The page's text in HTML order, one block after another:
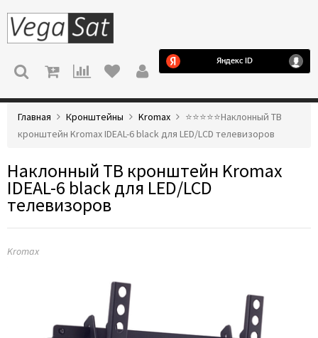
МЕНЮ
Главная Кронштейны Kromax
⭐️⭐️⭐️⭐️⭐️Наклонный ТВ
кронштейн Kromax IDEAL-6 black для LED/LCD телевизоров
Наклонный ТВ кронштейн Kromax
IDEAL-6 black для LED/LCD
телевизоров
Kromax